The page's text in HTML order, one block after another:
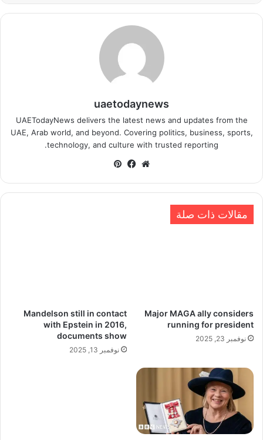
uaetodaynews
UAETodayNews delivers the latest news and updates from the
UAE, Arab world, and beyond. Covering politics, business, sports,
technology, and culture with trusted reporting.
موقعفيسبوك
مقالات ذات صلة
Major MAGA ally considers
running for president
نوفمبر 23, 2025
Mandelson still in contact
with Epstein in 2016,
documents show
نوفمبر 13, 2025